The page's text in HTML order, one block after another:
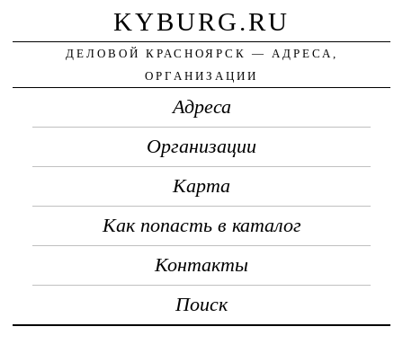
KYBURG.RU
ДЕЛОВОЙ КРАСНОЯРСК — АДРЕСА,
ОРГАНИЗАЦИИ
Адреса
Организации
Карта
Как попасть в каталог
Контакты
Поиск